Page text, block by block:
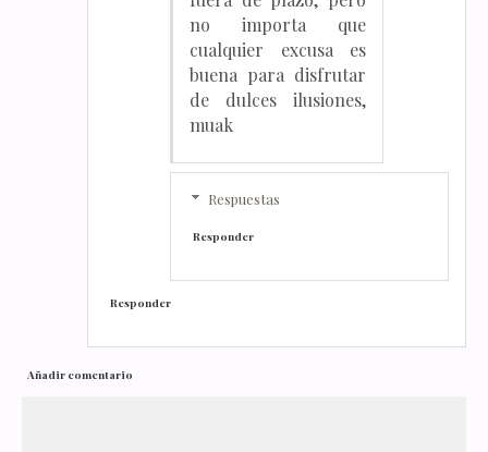
no importa que
cualquier excusa es
buena para disfrutar
de dulces ilusiones,
muak
Respuestas
Responder
Responder
Añadir comentario